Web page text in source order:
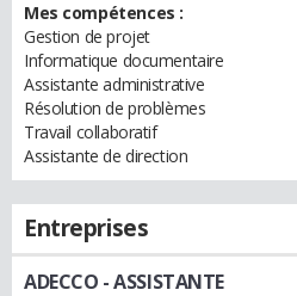
Mes compétences :
Gestion de projet
Informatique documentaire
Assistante administrative
Résolution de problèmes
Travail collaboratif
Assistante de direction
Entreprises
ADECCO - ASSISTANTE